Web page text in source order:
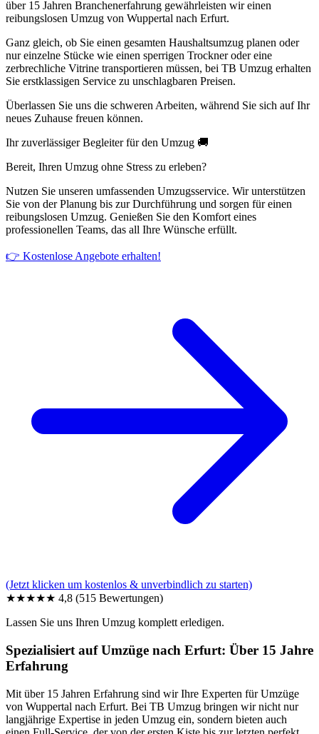
über 15 Jahren Branchenerfahrung gewährleisten wir einen
reibungslosen Umzug von Wuppertal nach Erfurt.
Ganz gleich, ob Sie einen gesamten Haushaltsumzug planen oder
nur einzelne Stücke wie einen sperrigen Trockner oder eine
zerbrechliche Vitrine transportieren müssen, bei TB Umzug erhalten
Sie erstklassigen Service zu unschlagbaren Preisen.
Überlassen Sie uns die schweren Arbeiten, während Sie sich auf Ihr
neues Zuhause freuen können.
Ihr zuverlässiger Begleiter für den Umzug 🚚
Bereit, Ihren Umzug ohne Stress zu erleben?
Nutzen Sie unseren umfassenden Umzugsservice. Wir unterstützen
Sie von der Planung bis zur Durchführung und sorgen für einen
reibungslosen Umzug. Genießen Sie den Komfort eines
professionellen Teams, das all Ihre Wünsche erfüllt.
👉 Kostenlose Angebote erhalten!
(Jetzt klicken um kostenlos & unverbindlich zu starten)
★★★★★ 4,8 (515 Bewertungen)
Lassen Sie uns Ihren Umzug komplett erledigen.
Spezialisiert auf Umzüge nach Erfurt: Über 15 Jahre
Erfahrung
Mit über 15 Jahren Erfahrung sind wir Ihre Experten für Umzüge
von Wuppertal nach Erfurt. Bei TB Umzug bringen wir nicht nur
langjährige Expertise in jeden Umzug ein, sondern bieten auch